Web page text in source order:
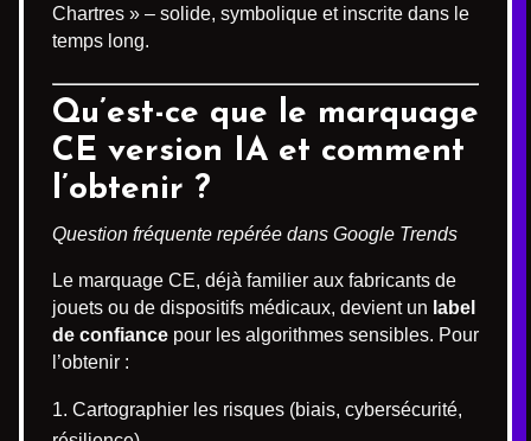
Chartres » – solide, symbolique et inscrite dans le
temps long.
Qu’est-ce que le marquage
CE version IA et comment
l’obtenir ?
Question fréquente repérée dans Google Trends
Le marquage CE, déjà familier aux fabricants de
jouets ou de dispositifs médicaux, devient un label
de confiance pour les algorithmes sensibles. Pour
l’obtenir :
Cartographier les risques (biais, cybersécurité,